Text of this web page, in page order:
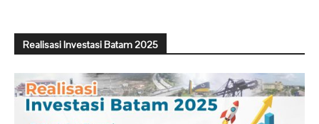
Realisasi Investasi Batam 2025